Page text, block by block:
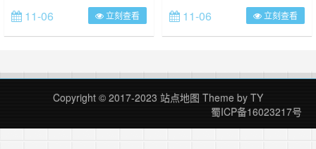
WordPress程序，那么请在当前主题
css文件最下方添加如下代码，需注
意：代码中的#logo:before，根据自
效果CSS**/ #logo:before{ content:
“”; positio……
11-06 立刻查看
走了，走的时候，都没人说一声吗？
今天我们来告诉大家几种方法，拒绝
转载。 方法一：禁止复制网站文字
签前即可完全防止 <!--禁止复制-->
<script type="text/Jav……
11-06 立刻查看
Copyright © 2017-2023 站点地图 Theme by TY
蜀ICP备16023217号